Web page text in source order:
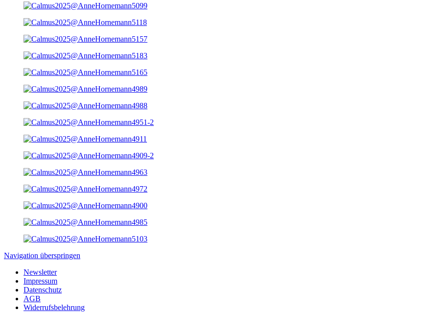
Navigation überspringen
Newsletter
Impressum
Datenschutz
AGB
Widerrufsbelehrung